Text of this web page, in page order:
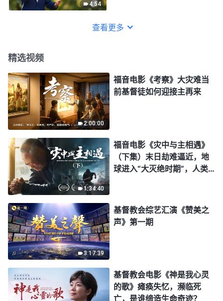
4:54
查看更多
精选视频
2:00:00
福音电影《考察》大灾难当
前基督徒如何迎接主再来
1:34:40
福音电影《灾中与主相遇》
（下集）末日劫难逼近，地
球进入“大灭绝时期”，人类
3:17:39
基督教会综艺汇演《赞美之
声》第一期
基督教会电影《神是我心灵
的歌》瘫痪失忆，濒临死
亡，是谁缔造生命奇迹？